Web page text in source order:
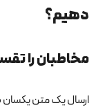
دهیم؟
مخاطبان را
ارسال یک متن یکسان